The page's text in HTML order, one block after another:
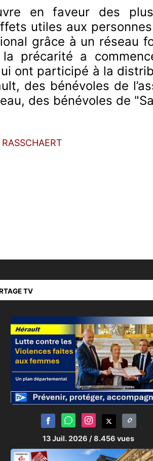
en faveur des
utiles aux
grâce à un réseau
la précarité a
ont participé à la
des bénévoles de
des bénévoles de
TV
13 Juil. 2026 / 8.456 vues